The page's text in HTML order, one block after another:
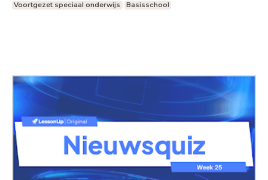
Voortgezet speciaal onderwijs
Basisschool